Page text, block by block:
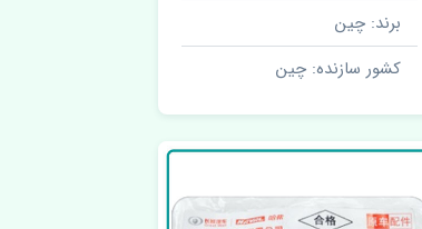
برند: چین
کشور سازنده: چین